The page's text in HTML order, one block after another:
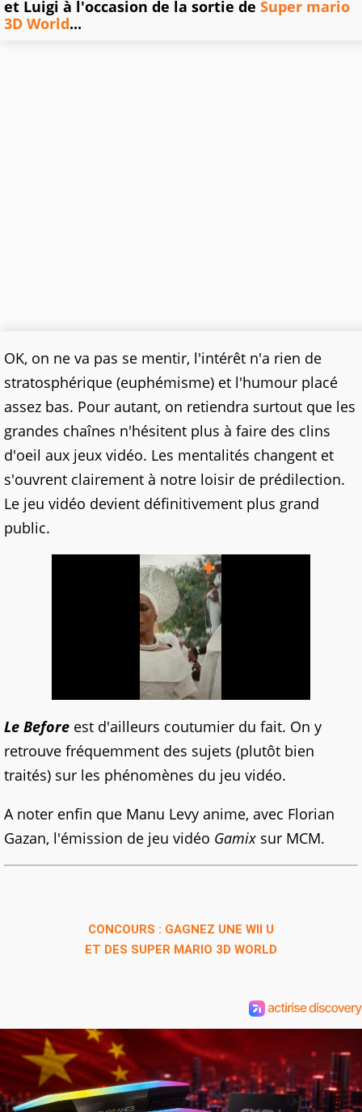
et Luigi à l'occasion de la sortie de Super mario
3D World...
OK, on ne va pas se mentir, l'intérêt n'a rien de
stratosphérique (euphémisme) et l'humour placé
assez bas. Pour autant, on retiendra surtout que les
grandes chaînes n'hésitent plus à faire des clins
d'oeil aux jeux vidéo. Les mentalités changent et
s'ouvrent clairement à notre loisir de prédilection.
Le jeu vidéo devient définitivement plus grand
public.
Le Before est d'ailleurs coutumier du fait. On y
retrouve fréquemment des sujets (plutôt bien
traités) sur les phénomènes du jeu vidéo.
A noter enfin que Manu Levy anime, avec Florian
Gazan, l'émission de jeu vidéo Gamix sur MCM.
CONCOURS : GAGNEZ UNE WII U
ET DES SUPER MARIO 3D WORLD